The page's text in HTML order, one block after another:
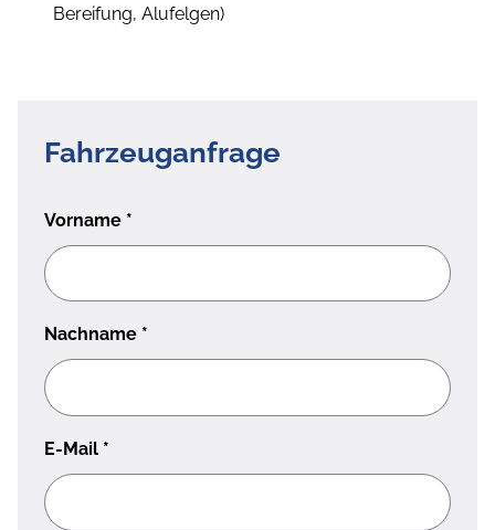
Bereifung, Alufelgen)
Fahrzeuganfrage
Vorname *
Nachname *
E-Mail *